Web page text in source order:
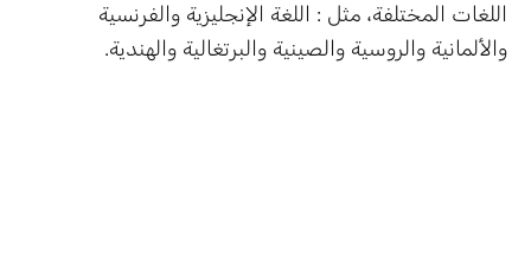
اللغات المختلفة، مثل : اللغة الإنجليزية والفرنسية
والألمانية والروسية والصينية والبرتغالية والهندية.